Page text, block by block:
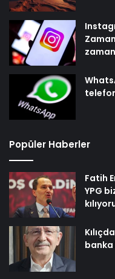
Popüler Haberler
Fatih
YPG
banka